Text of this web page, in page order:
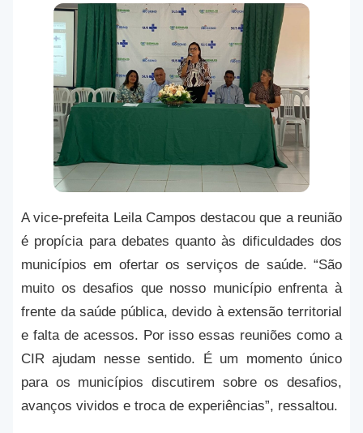
A vice-prefeita Leila Campos destacou que a reunião
é propícia para debates quanto às dificuldades dos
municípios em ofertar os serviços de saúde. “São
muito os desafios que nosso município enfrenta à
frente da saúde pública, devido à extensão territorial
e falta de acessos. Por isso essas reuniões como a
CIR ajudam nesse sentido. É um momento único
para os municípios discutirem sobre os desafios,
avanços vividos e troca de experiências”, ressaltou.